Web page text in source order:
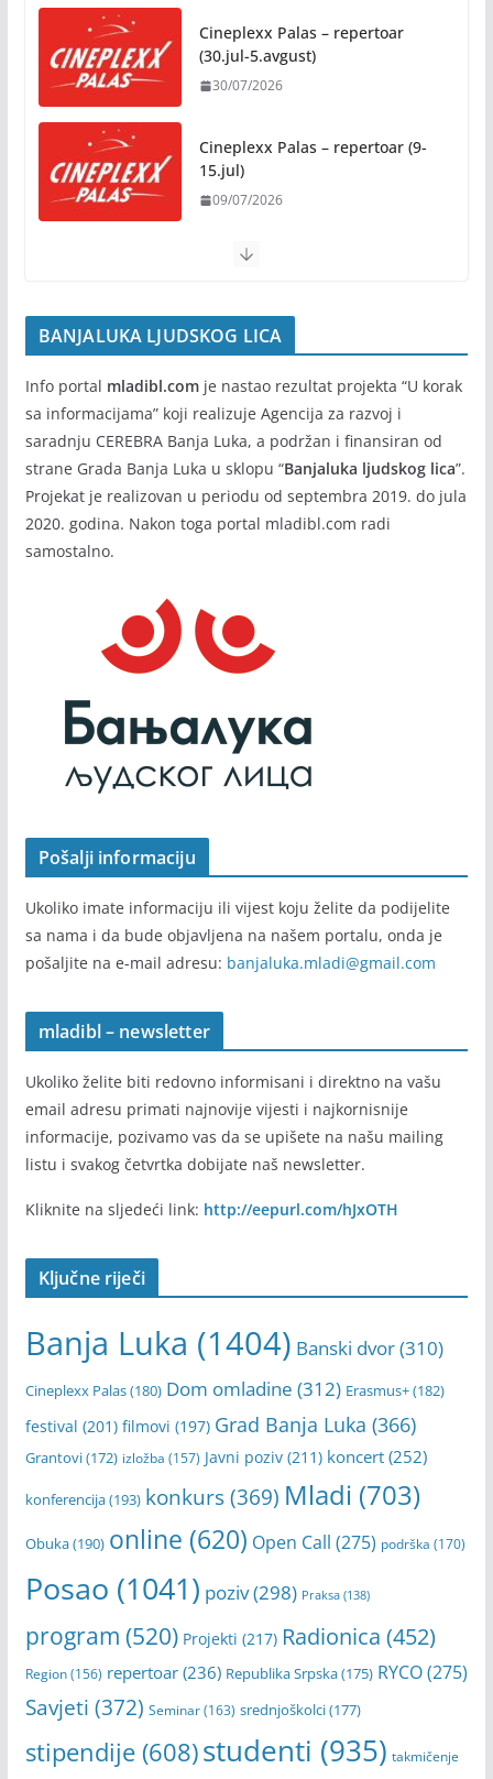
godine
07/08/2026
Tradicija i kreativnost u susret
Kočićevim danima
07/08/2026
Cineplexx Palas – repertoar
(30.jul-5.avgust)
30/07/2026
Cineplexx Palas – repertoar (9-
15.jul)
09/07/2026
BANJALUKA LJUDSKOG LICA
Info portal mladibl.comje nastao rezultat projekta “U korak
sa informacijama” koji realizuje Agencija za razvoj i
saradnju CEREBRA Banja Luka, a podržan i finansiran od
strane Grada Banja Luka u sklopu “Banjaluka ljudskog lica”.
Projekat je realizovan u periodu od septembra 2019. do jula
2020. godina. Nakon toga portal mladibl.com radi
samostalno.
Pošalji informaciju
Ukoliko imate informaciju ili vijest koju želite da podijelite
sa nama i da bude objavljena na našem portalu, onda je
pošaljite na e-mail adresu: banjaluka.mladi@gmail.com
mladibl – newsletter
Ukoliko želite biti redovno informisani i direktno na vašu
email adresu primati najnovije vijesti i najkornisnije
informacije, pozivamo vas da se upišete na našu mailing
listu i svakog četvrtka dobijate naš newsletter.
Kliknite na sljedeći link: http://eepurl.com/hJxOTH
Ključne riječi
Banja Luka (1404) Banski dvor(310)
Cineplexx Palas(180) Dom omladine (312) Erasmus+(182)
festival (201) filmovi (197) Grad Banja Luka (366)
Grantovi(172) izložba (157) Javni poziv(211) koncert(252)
konferencija(193) konkurs(369) Mladi (703)
Obuka(190) online (620) Open Call (275) podrška (170)
Posao (1041) poziv(298) Praksa(138)
program (520) Projekti (217) Radionica (452)
Region(156) repertoar(236) Republika Srpska(175) RYCO(275)
Savjeti (372) Seminar(163) srednjoškolci(177)
stipendije(608)studenti (935) takmičenje